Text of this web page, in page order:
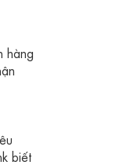
hàng
biết